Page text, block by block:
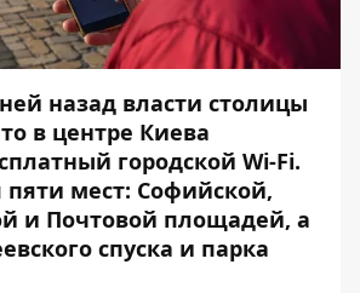
назад власти столицы
в центре Киева
городской Wi-Fi.
пяти мест: Софийской,
и Почтовой площадей, а
спуска и парка